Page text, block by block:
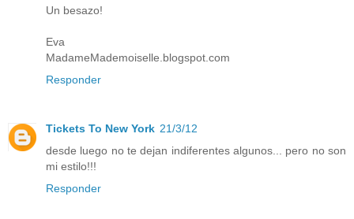
Un besazo!
Eva
MadameMademoiselle.blogspot.com
Responder
Tickets To New York 21/3/12
desde luego no te dejan indiferentes algunos... pero no son
mi estilo!!!
Responder